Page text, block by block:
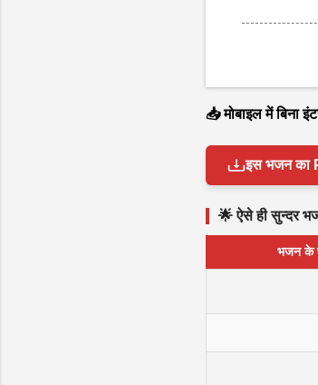
📥 मोबाइल में बिना
इस भजन का
🌟 ऐसे ही सुन्दर
भजन के